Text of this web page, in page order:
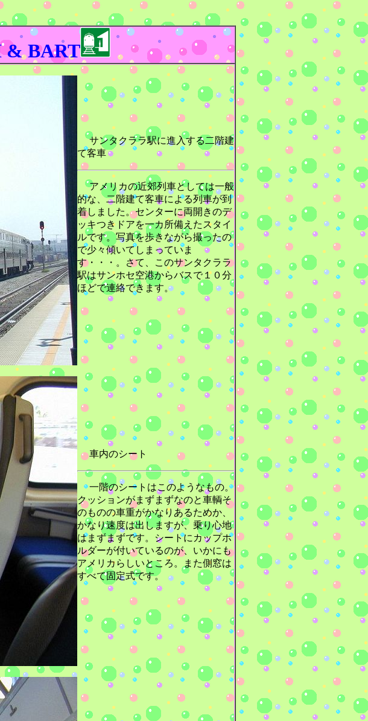
& BART
サンタクララ駅に進入する二階建
て客車
アメリカの近郊列車としては一般
的な、二階建て客車による列車が到
着しました。センターに両開きのデ
ッキつきドアを一カ所備えたスタイ
ルです。写真を歩きながら撮ったの
で少々傾いてしまっていま
す・・・。さて、このサンタクララ
駅はサンホセ空港からバスで１０分
ほどで連絡できます。
車内のシート
一階のシートはこのようなもの。
クッションがまずまずなのと車輌そ
のものの車重がかなりあるためか、
かなり速度は出しますが、乗り心地
はまずまずです。シートにカップホ
ルダーが付いているのが、いかにも
アメリカらしいところ。また側窓は
すべて固定式です。